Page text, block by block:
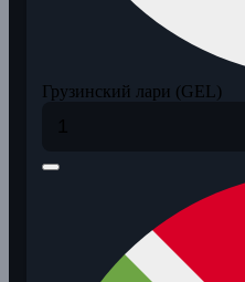
Грузинский лари (GEL)